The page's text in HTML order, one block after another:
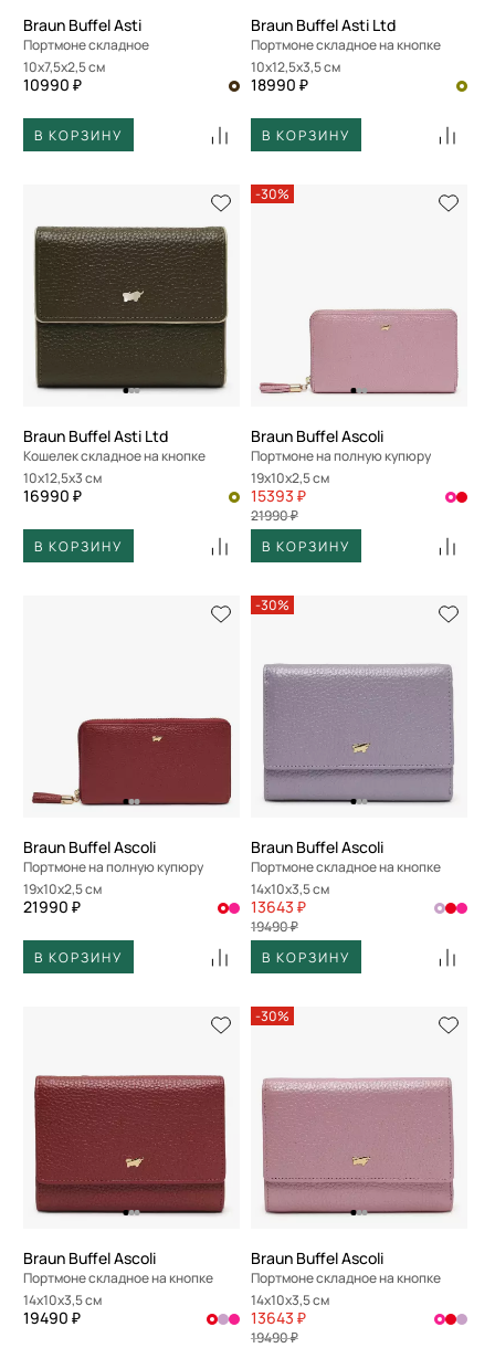
Braun Buffel Asti
Портмоне складное
10x7,5x2,5 см
10990 ₽
В КОРЗИНУ
Braun Buffel Asti Ltd
Портмоне складное на кнопке
10x12,5x3,5 см
18990 ₽
В КОРЗИНУ
Braun Buffel Asti Ltd
Кошелек складное на кнопке
10x12,5x3 см
16990 ₽
В КОРЗИНУ
-30%
Braun Buffel Ascoli
Портмоне на полную купюру
19x10x2,5 см
15393 ₽
21990 ₽
В КОРЗИНУ
Braun Buffel Ascoli
Портмоне на полную купюру
19x10x2,5 см
21990 ₽
В КОРЗИНУ
-30%
Braun Buffel Ascoli
Портмоне складное на кнопке
14x10x3,5 см
13643 ₽
19490 ₽
В КОРЗИНУ
Braun Buffel Ascoli
Портмоне складное на кнопке
14x10x3,5 см
19490 ₽
-30%
Braun Buffel Ascoli
Портмоне складное на кнопке
14x10x3,5 см
13643 ₽
19490 ₽